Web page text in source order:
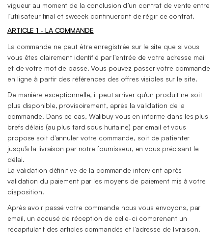
vigueur au moment de la conclusion d’un contrat de vente entre
l’utilisateur final et sweeek continueront de régir ce contrat.
ARTICLE 1 - LA COMMANDE
La commande ne peut être enregistrée sur le site que si vous
vous êtes clairement identifié par l'entrée de votre adresse mail
et de votre mot de passe. Vous pouvez passer votre commande
en ligne à partir des références des offres visibles sur le site.
De manière exceptionnelle, il peut arriver qu'un produit ne soit
plus disponible, provisoirement, après la validation de la
commande. Dans ce cas, Walibuy vous en informe dans les plus
brefs délais (au plus tard sous huitaine) par email et vous
propose soit d'annuler votre commande, soit de patienter
jusqu'à la livraison par notre fournisseur, en vous précisant le
délai.
La validation définitive de la commande intervient après
validation du paiement par les moyens de paiement mis à votre
disposition.
Après avoir passé votre commande nous vous envoyons, par
email, un accusé de réception de celle-ci comprenant un
récapitulatif des articles commandés et l'adresse de livraison.